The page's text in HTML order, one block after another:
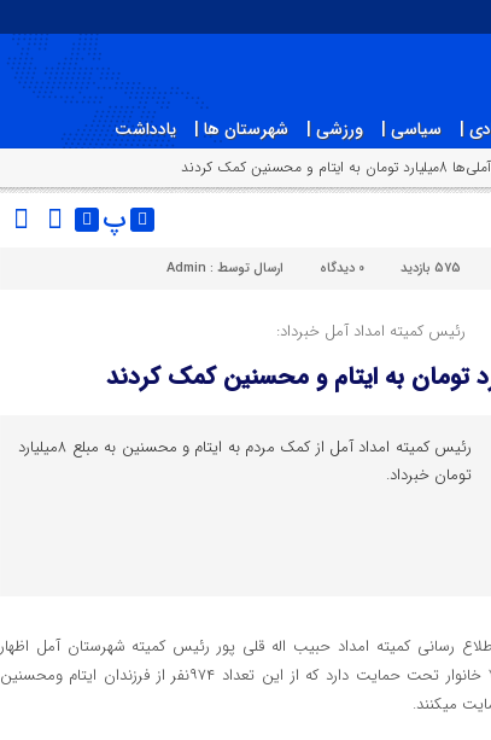
| سیاسی | ورزشی | شهرستان ها | یادداشت
آملی‌ها 8میلیارد تومان به ایتام و محسنین کمک کردند
پ
575 بازدید 0 دیدگاه ارسال توسط : Admin
رئیس کمیته امداد آمل خبرداد:
رئیس کمیته امداد آمل از کمک مردم به ایتام و محسنین به مبلع 8میلیارد
تومان خبرداد.
رسانی کمیته امداد حبیب اله قلی پور رئیس کمیته شهرستان آمل اظهار
داشت: کمیته امداد این شهرستان ۷۲۵۰ خانوار تحت حمایت دارد که از این تعداد ۹۷۴نفر از فرزندان ایتام ومحسنین